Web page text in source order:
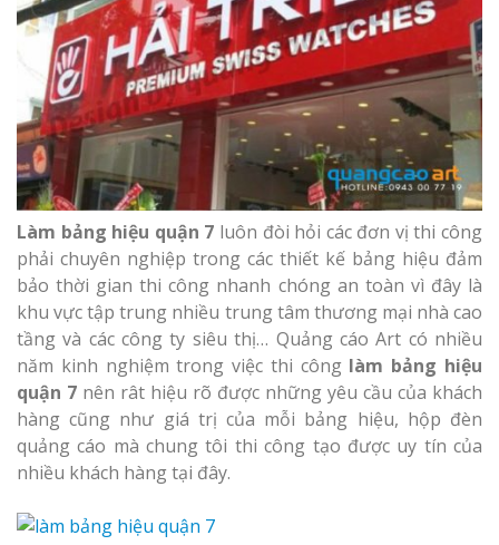
Làm bảng hiệu quận 7 luôn đòi hỏi các đơn vị thi công
phải chuyên nghiệp trong các thiết kế bảng hiệu đảm
bảo thời gian thi công nhanh chóng an toàn vì đây là
khu vực tập trung nhiều trung tâm thương mại nhà cao
tầng và các công ty siêu thị… Quảng cáo Art có nhiều
năm kinh nghiệm trong việc thi cônglàm bảng hiệu
quận 7 nên rât hiệu rõ được những yêu cầu của khách
hàng cũng như giá trị của mỗi bảng hiệu, hộp đèn
quảng cáo mà chung tôi thi công tạo được uy tín của
nhiều khách hàng tại đây.